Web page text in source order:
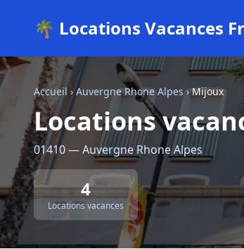
🌴 Locations Vacances
Accueil › Auvergne Rhone Alpes ›Mijoux
Locations
01410 — Auvergne Rhone Alpes
4
Locations vacances